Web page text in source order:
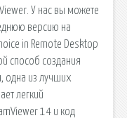
У нас вы можете
версию на
in Remote Desktop
способ создания
одна из лучших
легкий
14 и код